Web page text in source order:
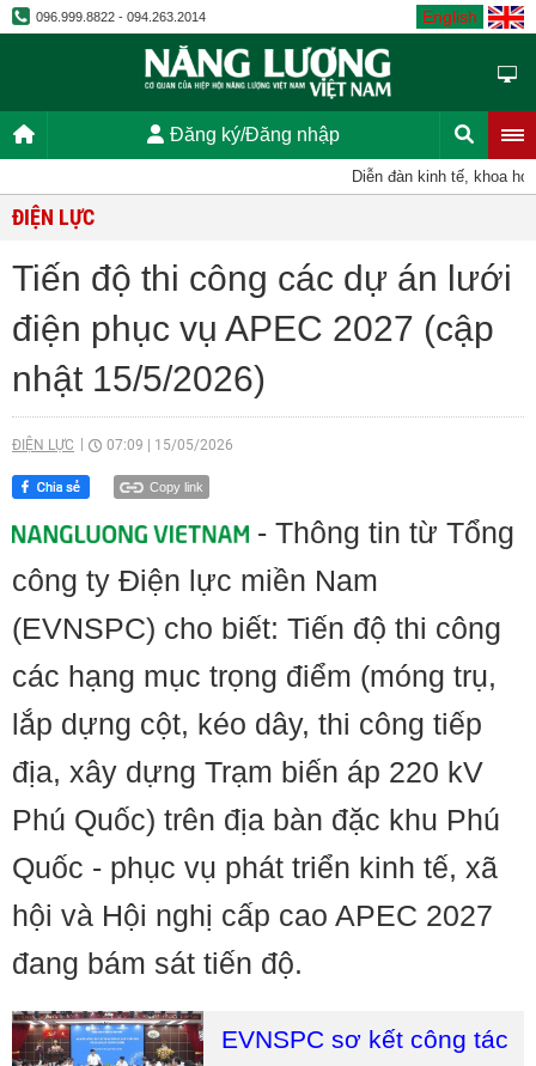
096.999.8822 - 094.263.2014 English
Đăng ký/Đăng nhập
Diễn đàn kinh tế, khoa học,
ĐIỆN LỰC
Tiến độ thi công các dự án lưới
điện phục vụ APEC 2027 (cập
nhật 15/5/2026)
ĐIỆN LỰC 07:09 15/05/2026
Copy link
- Thông tin từ Tổng
công ty Điện lực miền Nam
(EVNSPC) cho biết: Tiến độ thi công
các hạng mục trọng điểm (móng trụ,
lắp dựng cột, kéo dây, thi công tiếp
địa, xây dựng Trạm biến áp 220 kV
Phú Quốc) trên địa bàn đặc khu Phú
Quốc - phục vụ phát triển kinh tế, xã
hội và Hội nghị cấp cao APEC 2027
đang bám sát tiến độ.
EVNSPC sơ kết công tác